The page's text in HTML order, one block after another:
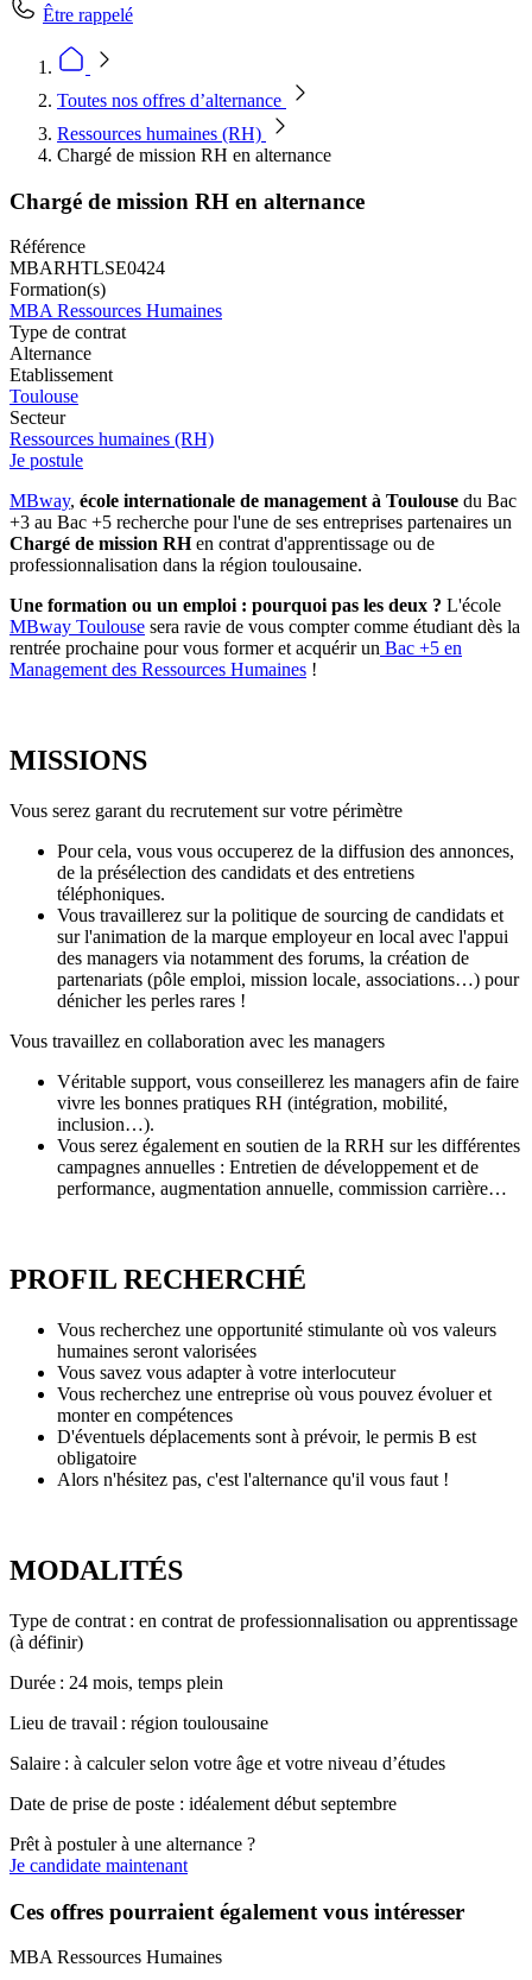
Être rappelé
Toutes nos offres d’alternance
Ressources humaines (RH)
Chargé de mission RH en alternance
Chargé de mission RH en alternance
Référence
MBARHTLSE0424
Formation(s)
MBA Ressources Humaines
Type de contrat
Alternance
Etablissement
Toulouse
Secteur
Ressources humaines (RH)
Je postule
MBway, école internationale de management à Toulouse du Bac
+3 au Bac +5 recherche pour l'une de ses entreprises partenaires un
Chargé de mission RHen contrat d'apprentissage ou de
professionnalisation dans la région toulousaine.
Une formation ou un emploi : pourquoi pas les deux ? L'école
MBway Toulouse sera ravie de vous compter comme étudiant dès la
rentrée prochaine pour vous former et acquérir un Bac +5 en
Management des Ressources Humaines !
MISSIONS
Vous serez garant du recrutement sur votre périmètre
Pour cela, vous vous occuperez de la diffusion des annonces,
de la présélection des candidats et des entretiens
téléphoniques.
Vous travaillerez sur la politique de sourcing de candidats et
sur l'animation de la marque employeur en local avec l'appui
des managers via notamment des forums, la création de
partenariats (pôle emploi, mission locale, associations…) pour
dénicher les perles rares !
Vous travaillez en collaboration avec les managers
Véritable support, vous conseillerez les managers afin de faire
vivre les bonnes pratiques RH (intégration, mobilité,
inclusion…).
Vous serez également en soutien de la RRH sur les différentes
campagnes annuelles : Entretien de développement et de
performance, augmentation annuelle, commission carrière…
PROFIL RECHERCHÉ
Vous recherchez une opportunité stimulante où vos valeurs
humaines seront valorisées
Vous savez vous adapter à votre interlocuteur
Vous recherchez une entreprise où vous pouvez évoluer et
monter en compétences
D'éventuels déplacements sont à prévoir, le permis B est
obligatoire
Alors n'hésitez pas, c'est l'alternance qu'il vous faut !
MODALITÉS
Type de contrat : en contrat de professionnalisation ou apprentissage
(à définir)
Durée : 24 mois, temps plein
Lieu de travail : région toulousaine
Salaire : à calculer selon votre âge et votre niveau d’études
Date de prise de poste : idéalement début septembre
Prêt à postuler à une alternance ?
Je candidate maintenant
Ces offres pourraient également vous intéresser
MBA Ressources Humaines